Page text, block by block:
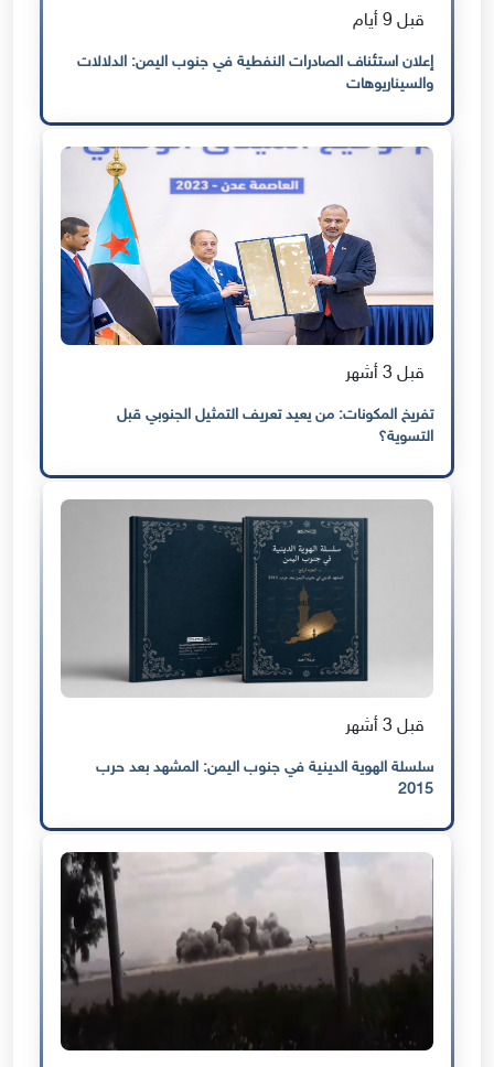
قبل 9 أيام
إعلان استئناف الصادرات النفطية في جنوب اليمن: الدلالات
والسيناريوهات
قبل 3 أشهر
تفريخ المكونات: من يعيد تعريف التمثيل الجنوبي قبل
التسوية؟
قبل 3 أشهر
سلسلة الهوية الدينية في جنوب اليمن: المشهد بعد حرب
2015